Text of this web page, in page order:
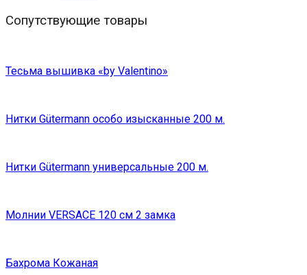
Сопутствующие товары
Тесьма вышивка «by Valentino»
Нитки Gütermann особо изысканные 200 м.
Нитки Gütermann универсальные 200 м.
Молнии VERSACE 120 см 2 замка
Бахрома Кожаная